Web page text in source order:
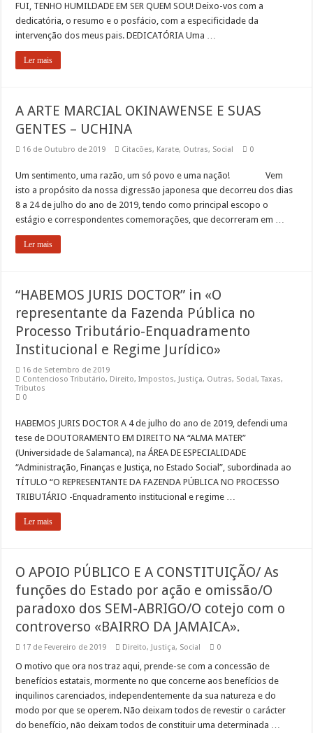
FUI, TENHO HUMILDADE EM SER QUEM SOU! Deixo-vos com a
dedicatória, o resumo e o posfácio, com a especificidade da
intervenção dos meus pais. DEDICATÓRIA Uma …
Ler mais
A ARTE MARCIAL OKINAWENSE E SUAS
GENTES – UCHINA
16 de Outubro de 2019 Citacões, Karate, Outras, Social 0
Um sentimento, uma razão, um só povo e uma nação! Vem
isto a propósito da nossa digressão japonesa que decorreu dos dias
8 a 24 de julho do ano de 2019, tendo como principal escopo o
estágio e correspondentes comemorações, que decorreram em …
Ler mais
“HABEMOS JURIS DOCTOR” in «O
representante da Fazenda Pública no
Processo Tributário-Enquadramento
Institucional e Regime Jurídico»
16 de Setembro de 2019
Contencioso Tributário, Direito,Impostos, Justiça, Outras, Social,Taxas,
Tributos
0
HABEMOS JURIS DOCTOR A 4 de julho do ano de 2019, defendi uma
tese de DOUTORAMENTO EM DIREITO NA “ALMA MATER”
(Universidade de Salamanca), na ÁREA DE ESPECIALIDADE
“Administração, Finanças e Justiça, no Estado Social”, subordinada ao
TÍTULO “O REPRESENTANTE DA FAZENDA PÚBLICA NO PROCESSO
TRIBUTÁRIO -Enquadramento institucional e regime …
Ler mais
O APOIO PÚBLICO E A CONSTITUIÇÃO/ As
funções do Estado por ação e omissão/O
paradoxo dos SEM-ABRIGO/O cotejo com o
controverso «BAIRRO DA JAMAICA».
17 de Fevereiro de 2019 Direito, Justiça, Social 0
O motivo que ora nos traz aqui, prende-se com a concessão de
benefícios estatais, mormente no que concerne aos benefícios de
inquilinos carenciados, independentemente da sua natureza e do
modo por que se operem. Não deixam todos de revestir o carácter
do benefício, não deixam todos de constituir uma determinada …